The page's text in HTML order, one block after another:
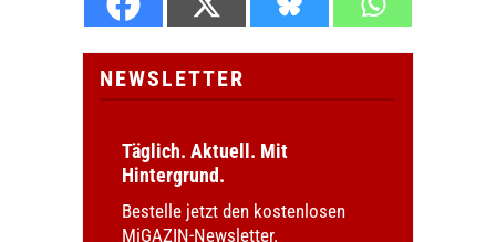
NEWSLETTER
Täglich. Aktuell. Mit
Hintergrund.
Bestelle jetzt den kostenlosen
MiGAZIN-Newsletter.